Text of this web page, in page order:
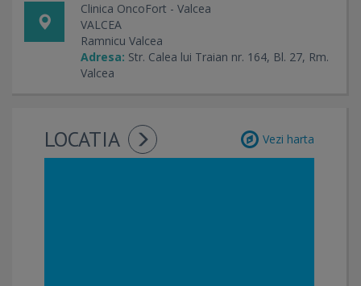
Clinica OncoFort - Valcea
VALCEA
Ramnicu Valcea
Adresa: Str. Calea lui Traian nr. 164, Bl. 27, Rm.
Valcea
LOCATIA Vezi harta